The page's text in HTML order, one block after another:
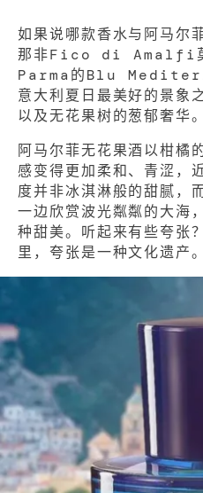
如果说哪款香水与阿马尔
那非Fico di Amalfi
Parma的Blu
意大利夏日最美好的景象
以及无花果树的葱郁奢华。
阿马尔菲无花果酒以柑橘
感变得更加柔和、青涩，
度并非冰淇淋般的甜腻，
一边欣赏波光粼粼的大海
种甜美。听起来有些夸张
里，夸张是一种文化遗产。